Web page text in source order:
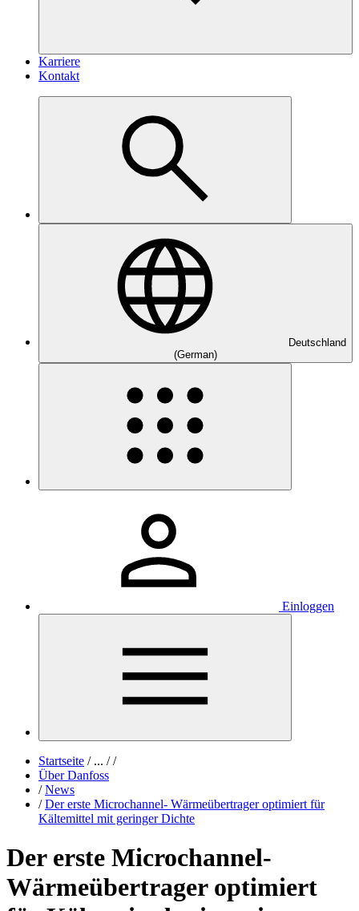
Karriere
Kontakt
Deutschland
(German)
Einloggen
Startseite /... / /
Über Danfoss
/ News
/ Der erste Microchannel- Wärmeübertrager optimiert für
Kältemittel mit geringer Dichte
Der erste Microchannel-
Wärmeübertrager optimiert